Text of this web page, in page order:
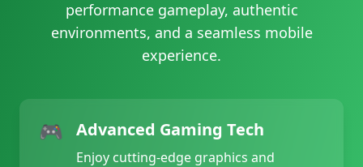
29/06/2026 چوہ*** نے جیتے 83,000 PKR 💰
29/06/2026 بٹ*** کی رقم نکلوانا کامیاب رہا 43,000 PKR 🏦
29/06/2026 رض*** کو بونس ملا 4,100 PKR 🎁
29/06/2026 ڈا*** نے جیتے 49,000 PKR 💰
performance gameplay, authentic
environments, and a seamless mobile
experience.
🎮 Advanced Gaming Tech
Enjoy cutting-edge graphics and